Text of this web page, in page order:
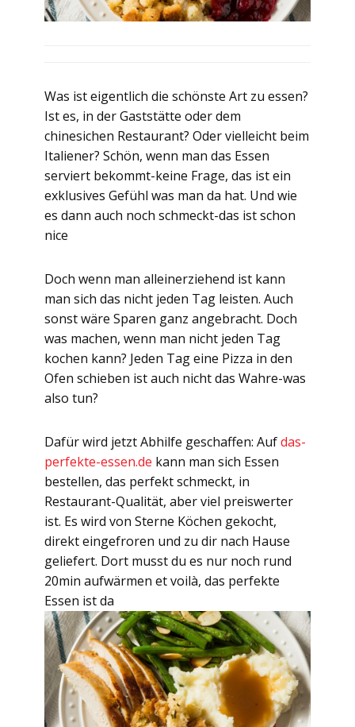
Was ist eigentlich die schönste Art zu essen?
Ist es, in der Gaststätte oder dem
chinesichen Restaurant? Oder vielleicht beim
Italiener? Schön, wenn man das Essen
serviert bekommt-keine Frage, das ist ein
exklusives Gefühl was man da hat. Und wie
es dann auch noch schmeckt-das ist schon
nice
Doch wenn man alleinerziehend ist kann
man sich das nicht jeden Tag leisten. Auch
sonst wäre Sparen ganz angebracht. Doch
was machen, wenn man nicht jeden Tag
kochen kann? Jeden Tag eine Pizza in den
Ofen schieben ist auch nicht das Wahre-was
also tun?
Dafür wird jetzt Abhilfe geschaffen: Aufdas-
perfekte-essen.de kann man sich Essen
bestellen, das perfekt schmeckt, in
Restaurant-Qualität, aber viel preiswerter
ist. Es wird von Sterne Köchen gekocht,
direkt eingefroren und zu dir nach Hause
geliefert. Dort musst du es nur noch rund
20min aufwärmen et voilà, das perfekte
Essen ist da